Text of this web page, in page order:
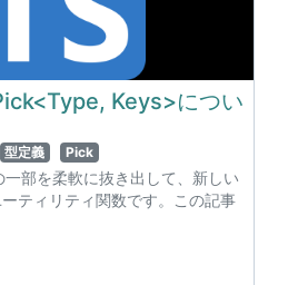
Keys>につい
型定義 Pick
部を柔軟に抜き出して、新しい
ティリティ関数です。この記事